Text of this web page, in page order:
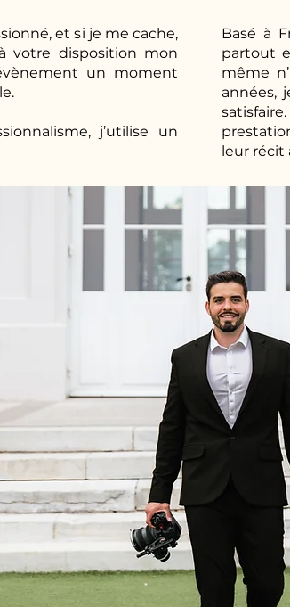
et si je me cache,
votre disposition mon
un moment
j’utilise un
Basé à
partout
même
années,
leur récit